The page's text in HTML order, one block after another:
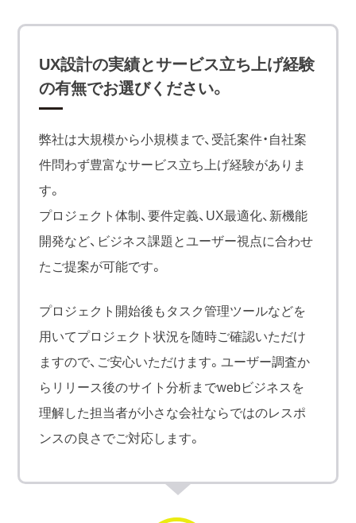
UX設計の実績とサービス立ち上げ経験
の有無でお選びください。
弊社は⼤規模から⼩規模まで、受託案件・自社案
件問わず豊富なサービス⽴ち上げ経験がありま
す。
プロジェクト体制、要件定義、UX最適化、新機能
開発など、ビジネス課題とユーザー視点に合わせ
たご提案が可能です。
プロジェクト開始後もタスク管理ツールなどを
⽤いてプロジェクト状況を随時ご確認いただけ
ますので、ご安心いただけます。ユーザー調査か
らリリース後のサイト分析までwebビジネスを
理解した担当者が⼩さな会社ならではのレスポ
ンスの良さでご対応します。